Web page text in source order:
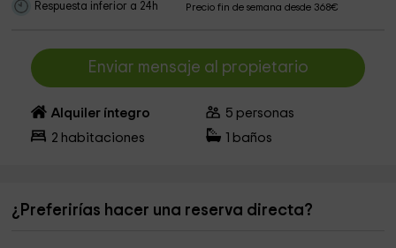
Respuesta inferior a 24h Precio fin de semana desde 368€
Enviar mensaje al propietario
Alquiler íntegro 5 personas
2 habitaciones baños
¿Preferirías hacer una reserva directa?